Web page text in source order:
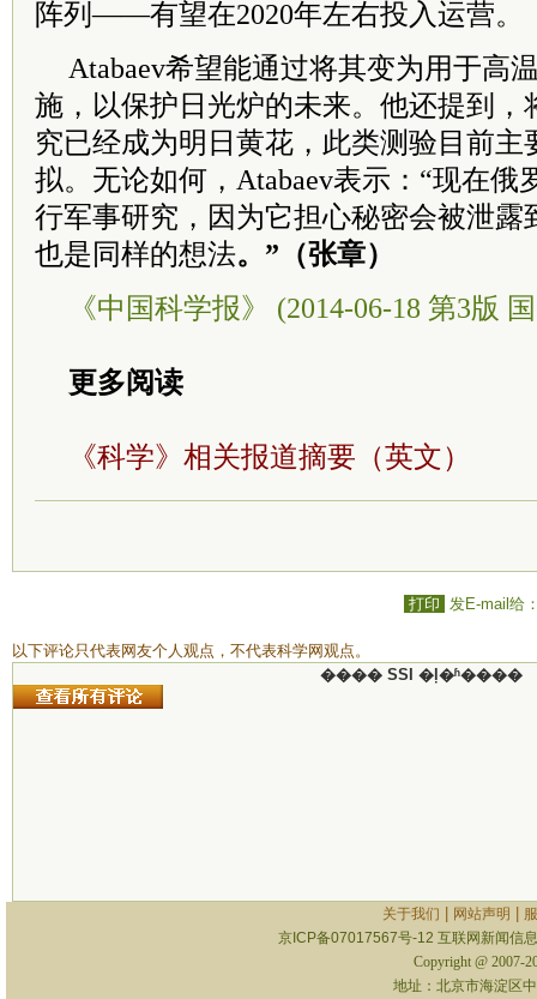
阵列——有望在2020年左右投入运营。
Atabaev希望能通过将其变为用于高
施，以保护日光炉的未来。他还提到，
究已经成为明日黄花，此类测验目前主
拟。无论如何，Atabaev表示：“现在俄
行军事研究，因为它担心秘密会被泄露
也是同样的想法。”（张章）
《中国科学报》 (2014-06-18 第3版
更多阅读
《科学》相关报道摘要（英文）
打印 发E-mail给
以下评论只代表网友个人观点，不代表科学网观点。
���� SSI �ļ�ʱ����
关于我们 网站声明
京ICP备07017567号-12 互联网新闻信
Copyright @ 2007-
地址：北京市海淀区